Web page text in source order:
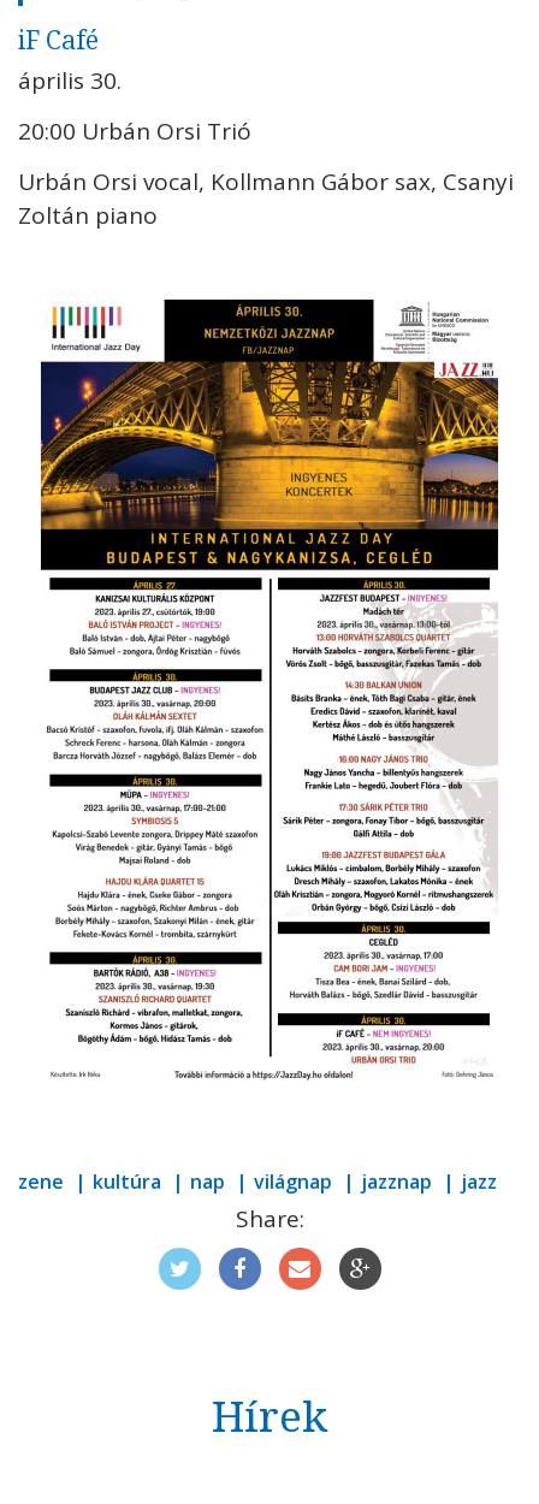
iF Café
április 30.
20:00 Urbán Orsi Trió
Urbán Orsi vocal, Kollmann Gábor sax, Csanyi
Zoltán piano
zene kultúra nap világnap jazznap jazz
Share:
Hírek